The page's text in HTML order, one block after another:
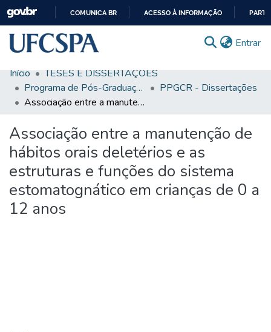
CONTEÚDO
COMUNICA BR ACESSO À INFORMAÇÃO
Entrar
Comunidades & Coleções
Busca Facetada
Estatísticas
Autoarquivamento
Sobre o RI-UFCSPA
FAQ
Início
TESES E DISSERTAÇÕES
Programa de Pós-Graduação em Ciências da Reabilitação
PPGCR - Dissertações
Associação entre a manutenção de hábitos orais deletérios e as estruturas e funções do sistema estomatognático em crianças de 0 a 12 anos
Associação entre a manutenção de
hábitos orais deletérios e as
estruturas e funções do sistema
estomatognático em crianças de 0 a
12 anos